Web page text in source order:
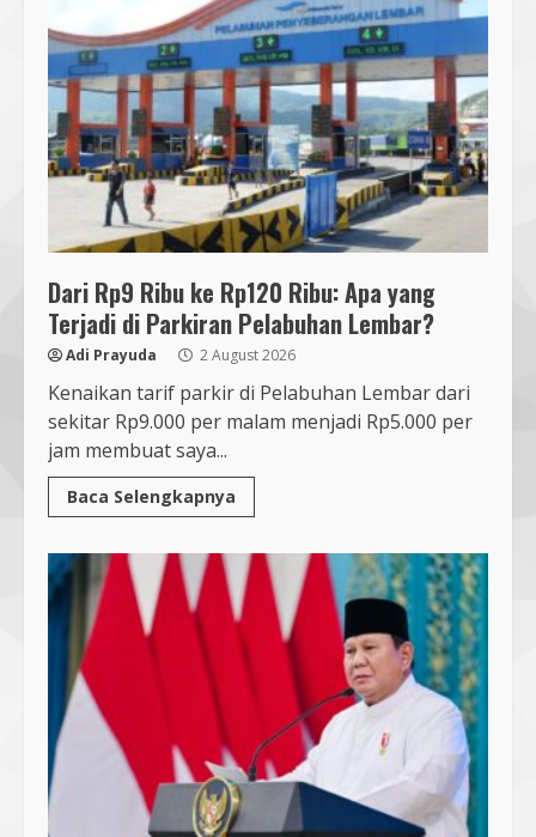
Dari Rp9 Ribu ke Rp120 Ribu: Apa yang
Terjadi di Parkiran Pelabuhan Lembar?
Adi Prayuda 2 August 2026
Kenaikan tarif parkir di Pelabuhan Lembar dari
sekitar Rp9.000 per malam menjadi Rp5.000 per
jam membuat saya...
Baca Selengkapnya